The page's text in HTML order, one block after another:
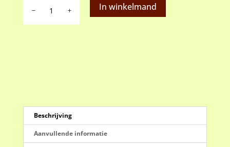
Oranje
In winkelmand
Beschrijving
Aanvullende informatie